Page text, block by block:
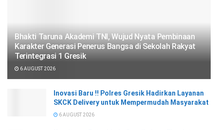
Bhakti Taruna Akademi TNI, Wujud Nyata Pembinaan
Karakter Generasi Penerus Bangsa di Sekolah Rakyat
Terintegrasi 1 Gresik
6 AUGUST 2026
Inovasi Baru !! Polres Gresik Hadirkan Layanan
SKCK Delivery untuk Mempermudah Masyarakat
6 AUGUST 2026